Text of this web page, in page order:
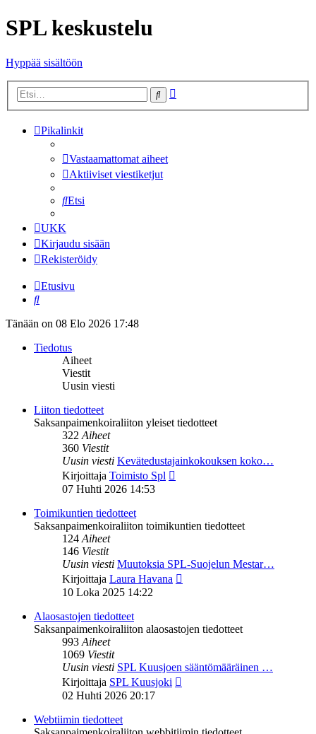
SPL keskustelu
Hyppää sisältöön
Etsi
Pikalinkit
Vastaamattomat aiheet
Aktiiviset viestiketjut
Etsi
UKK
Kirjaudu sisään
Rekisteröidy
Etusivu
Etsi
Tänään on 08 Elo 2026 17:48
Tiedotus
Aiheet
Viestit
Uusin viesti
Liiton tiedotteet
Saksanpaimenkoiraliiton yleiset tiedotteet
322Aiheet
360 Viestit
Uusin viesti Kevätedustajainkokouksen koko…
Kirjoittaja Toimisto Spl
07 Huhti 2026 14:53
Toimikuntien tiedotteet
Saksanpaimenkoiraliiton toimikuntien tiedotteet
124Aiheet
146 Viestit
Uusin viesti Muutoksia SPL-Suojelun Mestar…
Kirjoittaja Laura Havana
10 Loka 2025 14:22
Alaosastojen tiedotteet
Saksanpaimenkoiraliiton alaosastojen tiedotteet
993Aiheet
1069 Viestit
Uusin viesti SPL Kuusjoen sääntömääräinen …
Kirjoittaja SPL Kuusjoki
02 Huhti 2026 20:17
Webtiimin tiedotteet